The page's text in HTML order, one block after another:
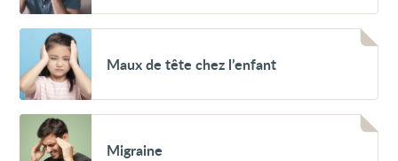
Voir
Maux
de
tête
chez
Maux de tête chez l’enfant
Voir
Migraine
Migraine